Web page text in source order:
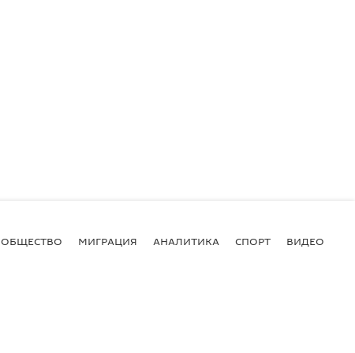
ОБЩЕСТВО МИГРАЦИЯ АНАЛИТИКА СПОРТ ВИДЕО